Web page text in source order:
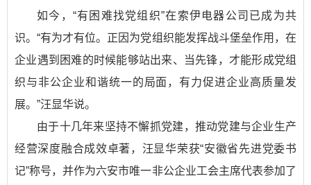
如今，“有困难找党组织”在索伊电器公司已成为共
识。“有为才有位。正因为党组织能发挥战斗堡垒作用，在
企业遇到困难的时候能够站出来、当先锋，才能形成党组
织与非公企业和谐统一的局面，有力促进企业高质量发
展。”汪显华说。
由于十几年来坚持不懈抓党建，推动党建与企业生产
经营深度融合成效卓著，汪显华荣获“安徽省先进党委书
记”称号，并作为六安市唯一非公企业工会主席代表参加了